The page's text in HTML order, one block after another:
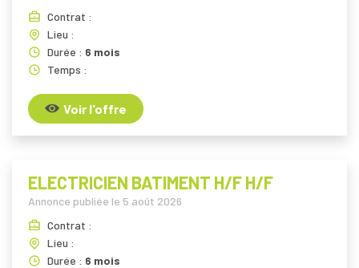
Contrat :
Lieu :
Durée : 6 mois
Temps :
Voir l'offre
ELECTRICIEN BATIMENT H/F H/F
Annonce publiée le 5 août 2026
Contrat :
Lieu :
Durée : 6 mois